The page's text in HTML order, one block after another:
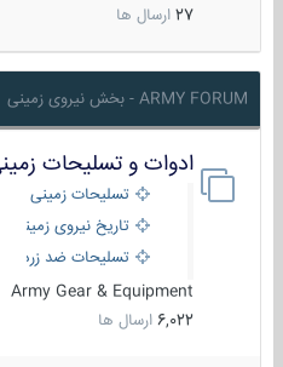
27 ارسال ها
ARMY FORUM - بخش نیروی زمینی
ادوات و تسلیحات زمینی
تسلیحات زمینی
تاریخ نیروی زمینی
تسلیحات ضد زره
Army Gear & Equipment
6,022 ارسال ها